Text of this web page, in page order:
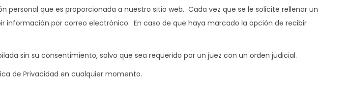
que es proporcionada a nuestro sitio web. Cada vez que se le solicite rellenar un
por correo electrónico. En caso de que haya marcado la opción de recibir
sin su consentimiento, salvo que sea requerido por un juez con un orden judicial.
de Privacidad en cualquier momento.